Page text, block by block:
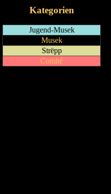
Kategorien
Jugend-Musek
Musek
Strëpp
Comité